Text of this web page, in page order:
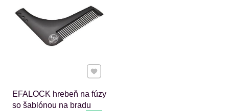
EFALOCK hrebeň na fúzy
so šablónou na bradu
Pridať k Obľúbeným